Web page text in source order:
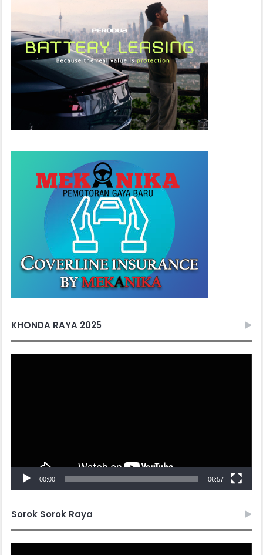
KHONDA RAYA 2025
00:00 06:57
Sorok Sorok Raya